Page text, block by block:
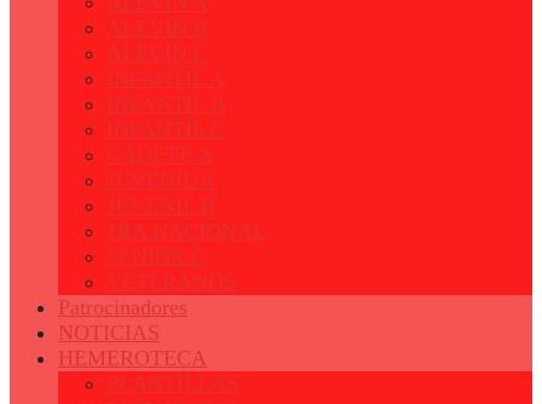
ALEVIN B
ALEVIN C
INFANTIL A
INFANTIL B
INFANTIL C
CADETE A
JUVENIL A
JUVENIL B
1RA NACIONAL
SENIOR C
VETERANOS
Patrocinadores
NOTICIAS
HEMEROTECA
PLANTILLAS